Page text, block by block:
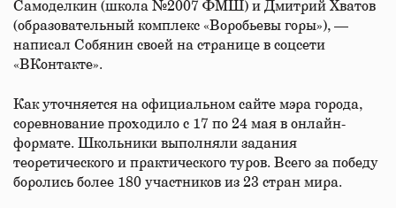
Самоделкин (школа №2007 ФМШ) и Дмитрий Хватов
(образовательный комплекс «Воробьевы горы»), —
написал Собянин своей на странице в соцсети
«ВКонтакте».
Как уточняется на официальном сайте мэра города,
соревнование проходило с 17 по 24 мая в онлайн-
формате. Школьники выполняли задания
теоретического и практического туров. Всего за победу
боролись более 180 участников из 23 стран мира.